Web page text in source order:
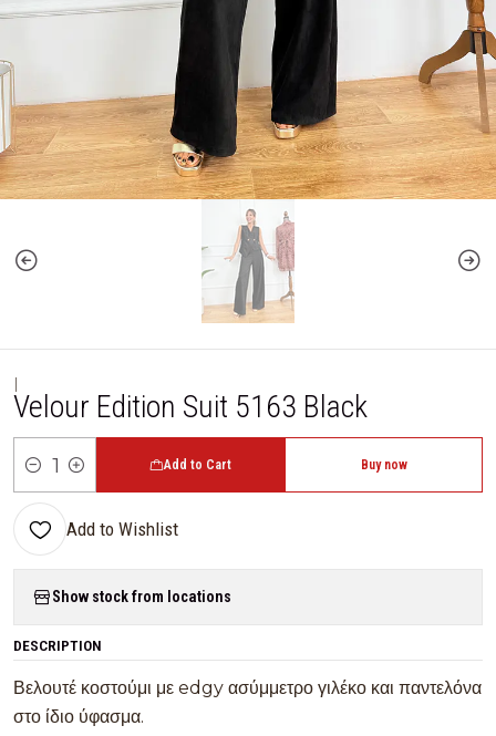
|
Velour Edition Suit 5163 Black
Quantity
Add to Cart Buy now
Add to Wishlist
Show stock from locations
DESCRIPTION
Βελουτέ κοστούμι με edgy ασύμμετρο γιλέκο και παντελόνα
στο ίδιο ύφασμα.